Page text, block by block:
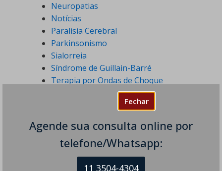
Fechar
Agende sua consulta online por
telefone/Whatsapp:
11 3504-4304
Neuropatias
Notícias
Paralisia Cerebral
Parkinsonismo
Sialorreia
Síndrome de Guillain-Barré
Terapia por Ondas de Choque
Transtornos do Humor
Tratamentos em Neurologia
Tremores